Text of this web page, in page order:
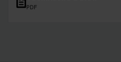
PDF